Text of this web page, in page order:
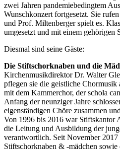
zwei Jahren pandemiebedingtem
Wunschkonzert fortgesetzt. Sie
und Prof. Miltenberger spielt es.
umgesetzt und mit einem gehörigen
Diesmal sind seine Gäste:
Die Stiftschorknaben und die
Kirchenmusikdirektor Dr. Walter
pflegen sie die geistliche
mit dem Kammerchor, der schola
Anfang der neunziger Jahre
eigenständigen Chöre zusammen
Von 1996 bis 2016 war Stiftskantor
die Leitung und Ausbildung der
verantwortlich. Seit November
Stiftschorknaben & -mädchen sowie